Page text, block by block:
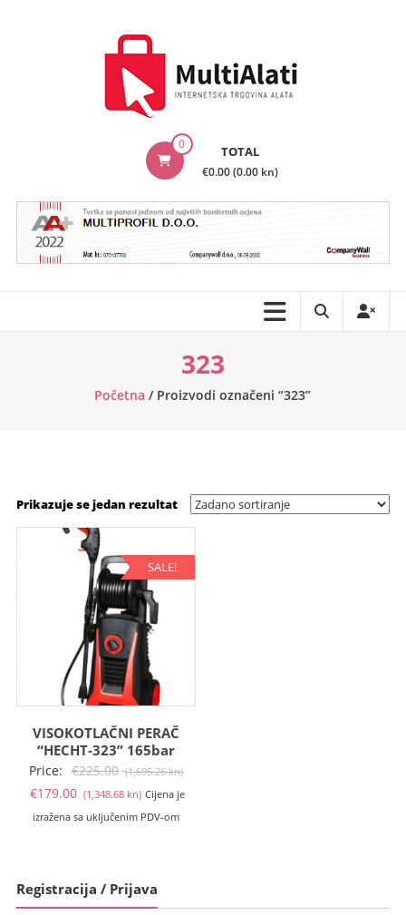
Internetska
trgovina
alata
0 TOTAL
€0.00 (0.00 kn)
323
Početna / Proizvodi označeni “323”
Prikazuje se jedan rezultat
SALE!
VISOKOTLAČNI PERAČ
“HECHT-323” 165bar
Price: €225.00 (1,695.26 kn)Izvorna
cijena
kn).
€179.00 (1,348.68 kn)Trenutna
cijena
kn).
Cijena je
izražena sa uključenim PDV-om
Registracija / Prijava